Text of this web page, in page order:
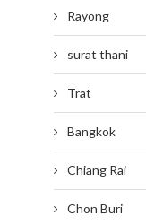
Rayong
surat thani
Trat
Bangkok
Chiang Rai
Chon Buri